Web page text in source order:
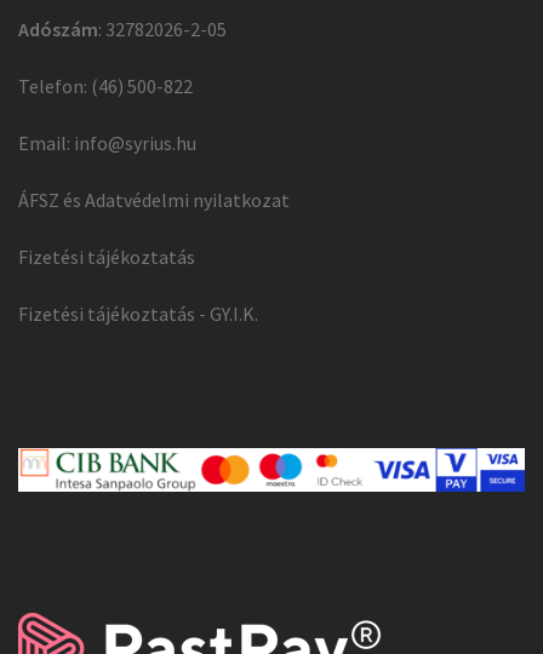
Adószám: 32782026-2-05
Telefon: (46) 500-822
Email: info@syrius.hu
ÁFSZ és Adatvédelmi nyilatkozat
Fizetési tájékoztatás
Fizetési tájékoztatás - GY.I.K.